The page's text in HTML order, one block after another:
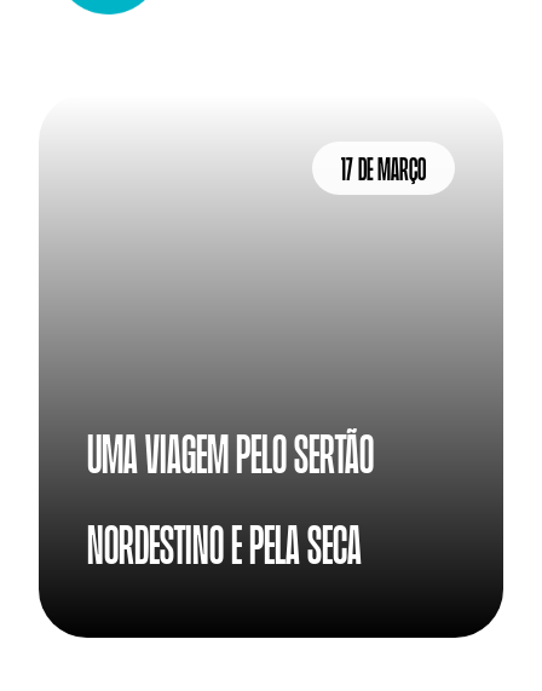
17 de março
Uma viagem pelo sertão
nordestino e pela seca